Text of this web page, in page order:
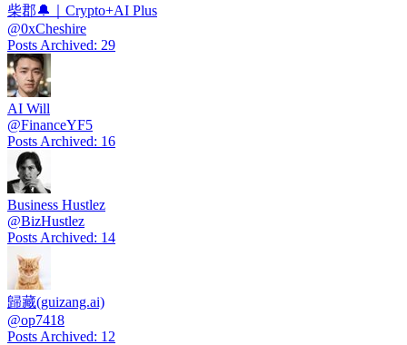
柴郡🔔｜Crypto+AI Plus
@0xCheshire
Posts Archived: 29
AI Will
@FinanceYF5
Posts Archived: 16
Business Hustlez
@BizHustlez
Posts Archived: 14
歸藏(guizang.ai)
@op7418
Posts Archived: 12